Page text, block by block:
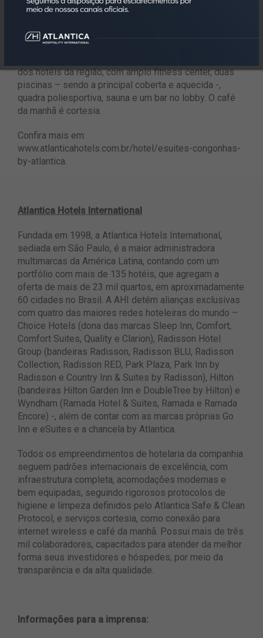
e equipamentos terceirizados. A unidade ainda oferece
de Congonhas.
dos hotéis da região, com amplo fitness center, duas
piscinas – sendo a principal coberta e aquecida -,
quadra poliesportiva, sauna e um bar no lobby. O café
da manhã é cortesia.
Confira mais em:
www.atlanticahotels.com.br/hotel/esuites-congonhas-
by-atlantica.
Atlantica Hotels International
Fundada em 1998, a Atlantica Hotels International,
sediada em São Paulo, é a maior administradora
multimarcas da América Latina, contando com um
portfólio com mais de 135 hotéis, que agregam a
oferta de mais de 23 mil quartos, em aproximadamente
60 cidades no Brasil. A AHI detém alianças exclusivas
com quatro das maiores redes hoteleiras do mundo –
Choice Hotels (dona das marcas Sleep Inn, Comfort,
Comfort Suites, Quality e Clarion), Radisson Hotel
Group (bandeiras Radisson, Radisson BLU, Radisson
Collection, Radisson RED, Park Plaza, Park Inn by
Radisson e Country Inn & Suites by Radisson), Hilton
(bandeiras Hilton Garden Inn e DoubleTree by Hilton) e
Wyndham (Ramada Hotel & Suites, Ramada e Ramada
Encore) -, além de contar com as marcas próprias Go
Inn e eSuites e a chancela by Atlantica.
Todos os empreendimentos de hotelaria da companhia
seguem padrões internacionais de excelência, com
infraestrutura completa, acomodações modernas e
bem equipadas, seguindo rigorosos protocolos de
higiene e limpeza definidos pelo Atlantica Safe & Clean
Protocol, e serviços cortesia, como conexão para
internet wireless e café da manhã. Possui mais de três
mil colaboradores, capacitados para atender da melhor
forma seus investidores e hóspedes, por meio da
transparência e da alta qualidade.
Informações para a imprensa: